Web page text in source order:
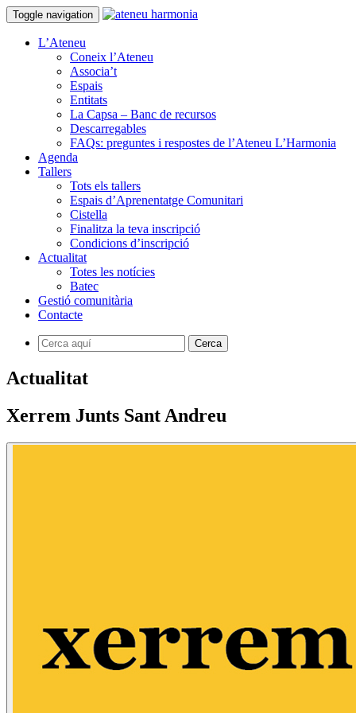
Toggle navigation
L’Ateneu
Coneix l’Ateneu
Associa’t
Espais
Entitats
La Capsa – Banc de recursos
Descarregables
FAQs: preguntes i respostes de l’Ateneu L’Harmonia
Agenda
Tallers
Tots els tallers
Espais d’Aprenentatge Comunitari
Cistella
Finalitza la teva inscripció
Condicions d’inscripció
Actualitat
Totes les notícies
Batec
Gestió comunitària
Contacte
Actualitat
Xerrem Junts Sant Andreu